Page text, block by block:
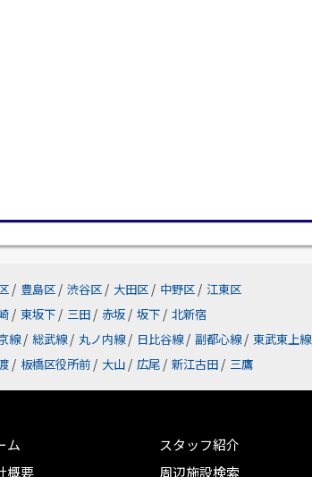
/ 豊島区 / 渋谷区 / 大田区 / 中野区 / 江東区
/ 東坂下 / 三田 / 赤坂 / 坂下 / 北新宿
線 / 総武線 / 丸ノ内線 / 日比谷線 / 副都心線 / 東武東上線
/ 板橋区役所前 / 大山 / 広尾 / 新江古田 / 三鷹
ム
概要
スタッフ紹介
周辺施設検索